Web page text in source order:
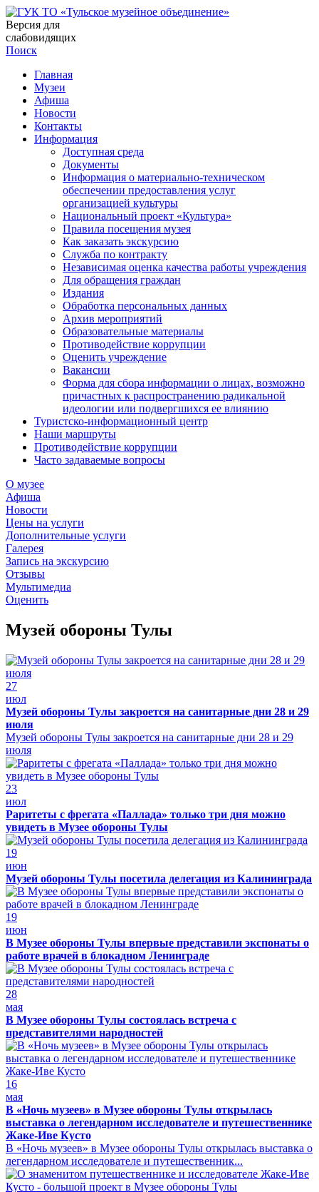
Версия для
слабовидящих
Поиск
Главная
Музеи
Афиша
Новости
Контакты
Информация
Доступная среда
Документы
Информация о материально-техническом
обеспечении предоставления услуг
организацией культуры
Национальный проект «Культура»
Правила посещения музея
Как заказать экскурсию
Служба по контракту
Независимая оценка качества работы учреждения
Для обращения граждан
Издания
Обработка персональных данных
Архив мероприятий
Образовательные материалы
Противодействие коррупции
Оценить учреждение
Вакансии
Форма для сбора информации о лицах, возможно
причастных к распространению радикальной
идеологии или подвергшихся ее влиянию
Туристско-информационный центр
Наши маршруты
Противодействие коррупции
Часто задаваемые вопросы
О музее
Афиша
Новости
Цены на услуги
Дополнительные услуги
Галерея
Запись на экскурсию
Отзывы
Мультимедиа
Оценить
Музей обороны Тулы
27
июл
Музей обороны Тулы закроется на санитарные дни 28 и 29
июля
Музей обороны Тулы закроется на санитарные дни 28 и 29
июля
23
июл
Раритеты с фрегата «Паллада» только три дня можно
увидеть в Музее обороны Тулы
19
июн
Музей обороны Тулы посетила делегация из Калининграда
19
июн
В Музее обороны Тулы впервые представили экспонаты о
работе врачей в блокадном Ленинграде
28
мая
В Музее обороны Тулы состоялась встреча с
представителями народностей
16
мая
В «Ночь музеев» в Музее обороны Тулы открылась
выставка о легендарном исследователе и путешественнике
Жаке-Иве Кусто
В «Ночь музеев» в Музее обороны Тулы открылась выставка о
легендарном исследователе и путешественник...